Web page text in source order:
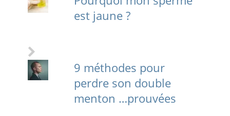
est jaune ?
9 méthodes pour
perdre son double
menton …prouvées